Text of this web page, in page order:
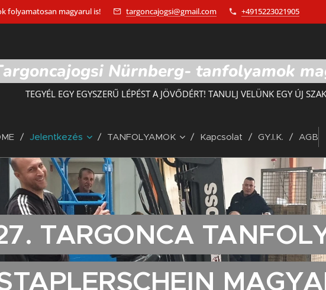
folyamatosan magyarul is! targoncajogsi@gmail.com +4915223021905
Nürnberg- tanfolyamok
TEGYÉL EGY EGYSZERŰ LÉPÉST A JÖVŐDÉRT! TANULJ VELÜNK EGY ÚJ
Jelentkezés TANFOLYAMOK Kapcsolat GY.I.K. AGB
TARGONCA